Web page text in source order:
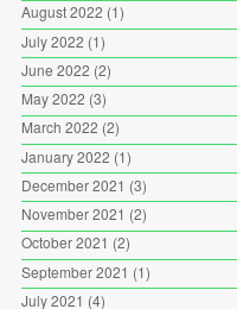
August 2022 (1)
July 2022 (1)
June 2022 (2)
May 2022 (3)
March 2022 (2)
January 2022 (1)
December 2021 (3)
November 2021 (2)
October 2021 (2)
September 2021 (1)
July 2021 (4)